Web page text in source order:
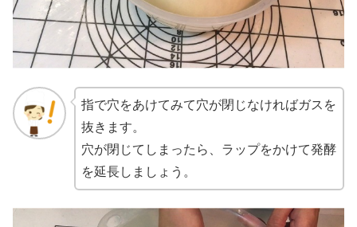
指で穴をあけてみて穴が閉じなければガスを
抜きます。
穴が閉じてしまったら、ラップをかけて発酵
を延長しましょう。